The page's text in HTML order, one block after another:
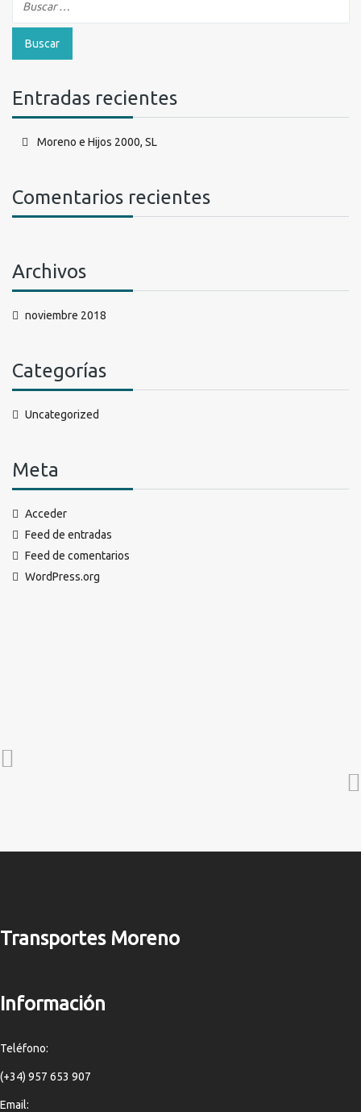
Entradas recientes
Moreno e Hijos 2000, SL
Comentarios recientes
Archivos
noviembre 2018
Categorías
Uncategorized
Meta
Acceder
Feed de entradas
Feed de comentarios
WordPress.org
Transportes Moreno
Información
Teléfono:
(+34) 957 653 907
Email: